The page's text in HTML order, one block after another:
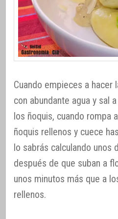
Cuando empieces a hacer
con abundante agua y sal
los ñoquis, cuando rompa
ñoquis rellenos y cuece
lo sabrás calculando unos
después de que suban a
unos minutos más que a
rellenos.